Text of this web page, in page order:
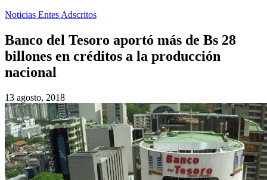
Noticias Entes Adscritos
Banco del Tesoro aportó más de Bs 28
billones en créditos a la producción
nacional
13 agosto, 2018